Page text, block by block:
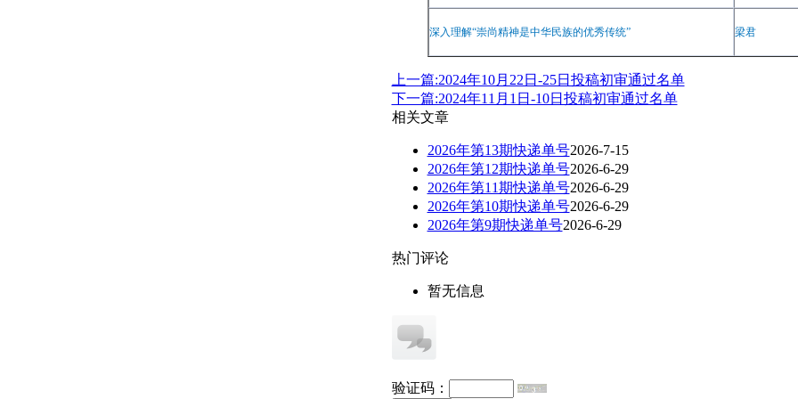
深入理解“崇尚精神是中华民族的优秀传统” 梁君
上一篇:2024年10月22日-25日投稿初审通过名单
下一篇:2024年11月1日-10日投稿初审通过名单
相关文章
2026年第13期快递单号2026-7-15
2026年第12期快递单号2026-6-29
2026年第11期快递单号2026-6-29
2026年第10期快递单号2026-6-29
2026年第9期快递单号2026-6-29
热门评论
暂无信息
验证码：